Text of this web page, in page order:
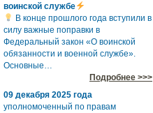
воинской службе
В конце прошлого года вступили в
силу важные поправки в
Федеральный закон «О воинской
обязанности и военной службе».
Основные…
Подробнее >>>
09 декабря 2025 года
уполномоченный по правам